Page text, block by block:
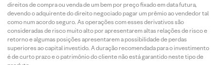
direitos de compra ou venda de um bem por preço fixado em data futura,
devendo o adquirente do direito negociado pagar um prêmio ao vendedor tal
como num acordo seguro. As operações com esses derivativos são
consideradas de risco muito alto por apresentarem altas relações de risco e
retorno e algumas posições apresentarem a possibilidade de perdas
superiores ao capital investido. A duração recomendada para o investimento
é de curto prazo e o patrimônio do cliente não está garantido neste tipo de